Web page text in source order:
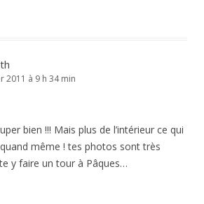
2011 à 9 h 34 min
bien !!! Mais plus de l’intérieur ce qui
même ! tes photos sont très
y faire un tour à Pâques…